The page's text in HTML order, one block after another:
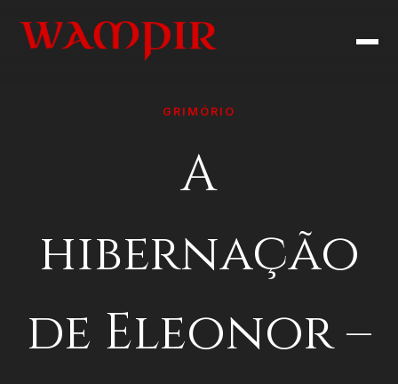
GRIMÓRIO
A
hibernação
de Eleonor –